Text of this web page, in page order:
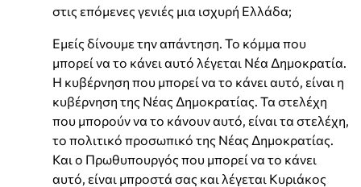
στις επόμενες γενιές μια ισχυρή Ελλάδα;
Εμείς δίνουμε την απάντηση. Το κόμμα που
μπορεί να το κάνει αυτό λέγεται Νέα Δημοκρατία.
Η κυβέρνηση που μπορεί να το κάνει αυτό, είναι η
κυβέρνηση της Νέας Δημοκρατίας. Τα στελέχη
που μπορούν να το κάνουν αυτό, είναι τα στελέχη,
το πολιτικό προσωπικό της Νέας Δημοκρατίας.
Και ο Πρωθυπουργός που μπορεί να το κάνει
αυτό, είναι μπροστά σας και λέγεται Κυριάκος